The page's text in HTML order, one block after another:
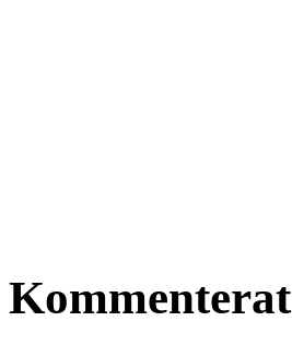
Kommenterat